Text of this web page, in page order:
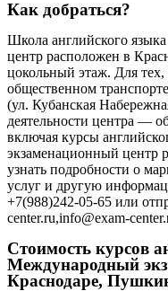
Как добраться?
Школа английского
центр расположен в
цокольный этаж. Для тех,
общественном
(ул. Кубанская
деятельности центра —
включая курсы
экзаменационный центр
узнать подробности о
услуг и другую
+7(988)242-05-65 или
center.ru,info@exam-
Стоимость курсов
Международный
Краснодаре,